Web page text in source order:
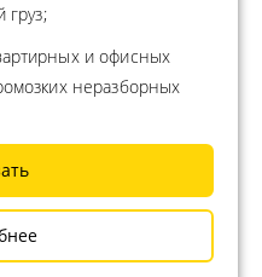
груз;
и офисных
неразборных